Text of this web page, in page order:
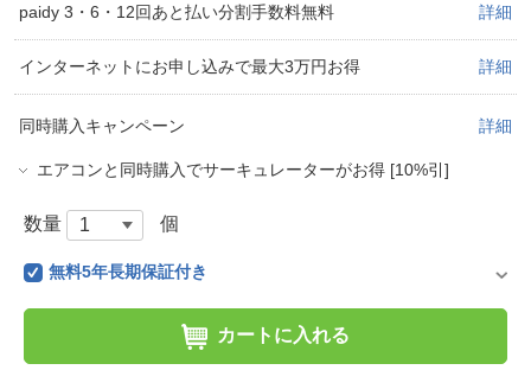
paidy 3・6・12回あと払い分割手数料無料 詳細
インターネットにお申し込みで最大3万円お得 詳細
同時購入キャンペーン 詳細
エアコンと同時購入でサーキュレーターがお得 [10%引]
数量 個
無料5年長期保証付き
カートに入れる